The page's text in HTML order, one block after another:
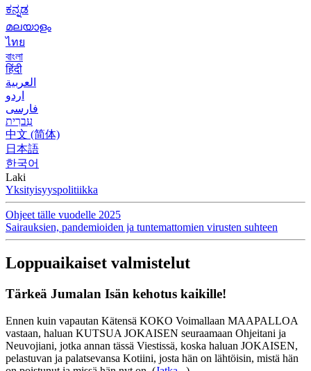
ಕನ್ನಡ
മലയാളം
ไทย
বাংলা
हिंदी
العربية
اردو
فارسی
עִברִית
中文 (简体)
日本語
한국어
Laki
Yksityisyyspolitiikka
Ohjeet tälle vuodelle 2025
Sairauksien, pandemioiden ja tuntemattomien virusten suhteen
Loppuaikaiset valmistelut
Tärkeä Jumalan Isän kehotus kaikille!
Ennen kuin vapautan Kätensä KOKO Voimallaan MAAPALLOA
vastaan, haluan KUTSUA JOKAISEN seuraamaan Ohjeitani ja
Neuvojiani, jotka annan tässä Viestissä, koska haluan JOKAISEN,
pelastuvan ja palatsevansa Kotiini, josta hän on lähtöisin, mistä hän